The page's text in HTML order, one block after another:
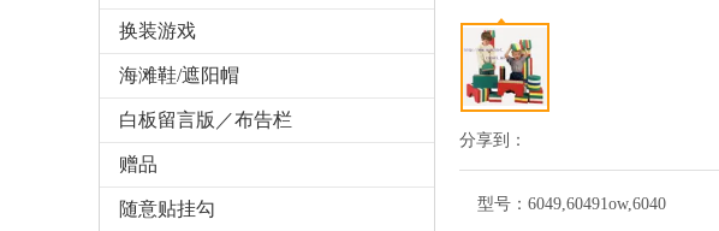
换装游戏
海滩鞋/遮阳帽
白板留言版／布告栏
赠品
随意贴挂勾
分享到：
型号： 6049,60491ow,6040